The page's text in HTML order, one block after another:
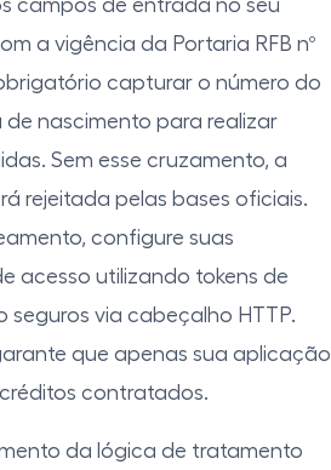
campos de entrada no seu
a vigência da Portaria RFB nº
capturar o número do
de nascimento para realizar
Sem esse cruzamento, a
rejeitada pelas bases oficiais.
configure suas
acesso utilizando tokens de
via cabeçalho HTTP.
que apenas sua aplicação
contratados.
da lógica de tratamento